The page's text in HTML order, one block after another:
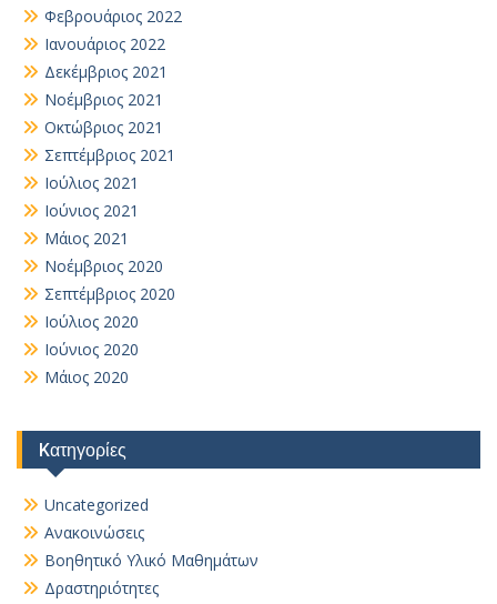
Φεβρουάριος 2022
Ιανουάριος 2022
Δεκέμβριος 2021
Νοέμβριος 2021
Οκτώβριος 2021
Σεπτέμβριος 2021
Ιούλιος 2021
Ιούνιος 2021
Μάιος 2021
Νοέμβριος 2020
Σεπτέμβριος 2020
Ιούλιος 2020
Ιούνιος 2020
Μάιος 2020
Kατηγορίες
Uncategorized
Ανακοινώσεις
Βοηθητικό Yλικό Mαθημάτων
Δραστηριότητες